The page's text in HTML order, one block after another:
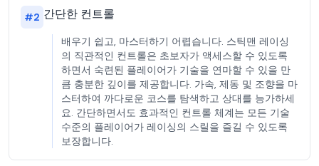
#2 간단한 컨트롤
배우기 쉽고, 마스터하기 어렵습니다. 스틱맨 레이싱
의 직관적인 컨트롤은 초보자가 액세스할 수 있도록
하면서 숙련된 플레이어가 기술을 연마할 수 있을 만
큼 충분한 깊이를 제공합니다. 가속, 제동 및 조향을 마
스터하여 까다로운 코스를 탐색하고 상대를 능가하세
요. 간단하면서도 효과적인 컨트롤 체계는 모든 기술
수준의 플레이어가 레이싱의 스릴을 즐길 수 있도록
보장합니다.